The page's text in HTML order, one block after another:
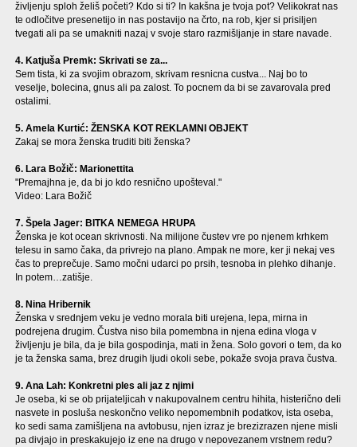
življenju sploh želiš početi? Kdo si ti? In kakšna je tvoja pot? Velikokrat nas
te odločitve presenetijo in nas postavijo na črto, na rob, kjer si prisiljen
tvegati ali pa se umakniti nazaj v svoje staro razmišljanje in stare navade.
4. Katjuša Premk: Skrivati se za...
Sem tista, ki za svojim obrazom, skrivam resnicna custva... Naj bo to
veselje, bolecina, gnus ali pa zalost. To pocnem da bi se zavarovala pred
ostalimi.
5. Amela Kurtić: ŽENSKA KOT REKLAMNI OBJEKT
Zakaj se mora ženska truditi biti ženska?
6. Lara Božič: Marionettita
"Premajhna je, da bi jo kdo resnično upošteval."
Video: Lara Božič
7. Špela Jager: BITKA NEMEGA HRUPA
Ženska je kot ocean skrivnosti. Na milijone čustev vre po njenem krhkem
telesu in samo čaka, da privrejo na plano. Ampak ne more, ker ji nekaj ves
čas to preprečuje. Samo močni udarci po prsih, tesnoba in plehko dihanje.
In potem…zatišje.
8. Nina Hribernik
Ženska v srednjem veku je vedno morala biti urejena, lepa, mirna in
podrejena drugim. Čustva niso bila pomembna in njena edina vloga v
življenju je bila, da je bila gospodinja, mati in žena. Solo govori o tem, da ko
je ta ženska sama, brez drugih ljudi okoli sebe, pokaže svoja prava čustva.
9. Ana Lah: Konkretni ples ali jaz z njimi
Je oseba, ki se ob prijateljicah v nakupovalnem centru hihita, histerično deli
nasvete in posluša neskončno veliko nepomembnih podatkov, ista oseba,
ko sedi sama zamišljena na avtobusu, njen izraz je brezizrazen njene misli
pa divjajo in preskakujejo iz ene na drugo v nepovezanem vrstnem redu?